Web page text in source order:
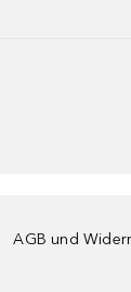
AGB und